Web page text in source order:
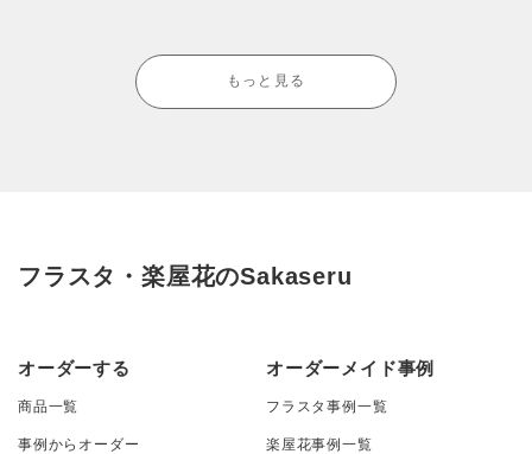
もっと見る
フラスタ・楽屋花のSakaseru
オーダーする
商品一覧
事例からオーダー
オーダーメイド事例
フラスタ事例一覧
楽屋花事例一覧